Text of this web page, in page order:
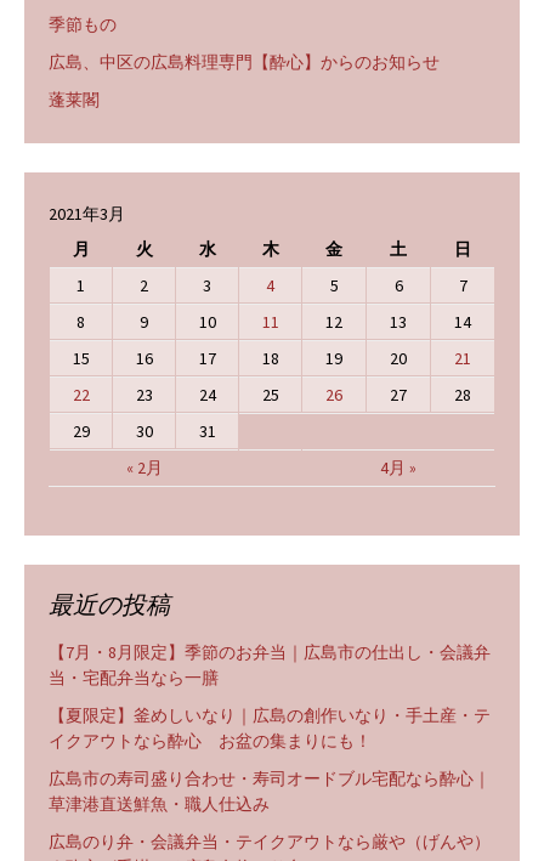
季節もの
広島、中区の広島料理専門【酔心】からのお知らせ
蓬莱閣
2021年3月
月
火 水 木 金 土 日
« 2月 4月 »
1 2 3 4 5 6
7
8
9 10 11 12 13
14
15
16 17 18 19 20
21
22
23 24 25 26 27
28
29
30 31
最近の投稿
【7月・8月限定】季節のお弁当｜広島市の仕出し・会議弁
当・宅配弁当なら一膳
【夏限定】釜めしいなり｜広島の創作いなり・手土産・テ
イクアウトなら酔心 お盆の集まりにも！
広島市の寿司盛り合わせ・寿司オードブル宅配なら酔心｜
草津港直送鮮魚・職人仕込み
広島のり弁・会議弁当・テイクアウトなら厳や（げんや）